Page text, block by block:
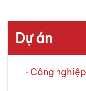
Dự án
Công nghiệp